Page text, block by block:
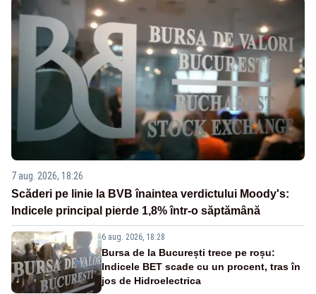
7 aug. 2026, 18:26
Scăderi pe linie la BVB înaintea verdictului Moody's:
Indicele principal pierde 1,8% într-o săptămână
6 aug. 2026, 18:28
Bursa de la București trece pe roșu:
Indicele BET scade cu un procent, tras în
jos de Hidroelectrica